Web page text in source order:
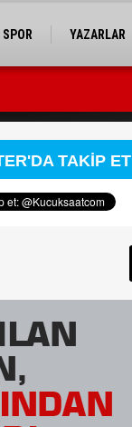
SPOR YAZARLAR
TAKİP ET